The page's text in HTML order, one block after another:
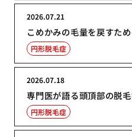
こめかみの毛量を戻すた
2026.07.21
円形脱毛症
専門医が語る頭頂部の脱
2026.07.18
円形脱毛症